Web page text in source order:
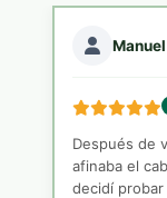
Después de
afinaba el
decidí